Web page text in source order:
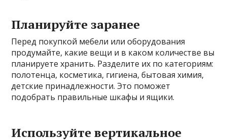
Планируйте заранее
Перед покупкой мебели или оборудования
продумайте, какие вещи и в каком количестве вы
планируете хранить. Разделите их по категориям:
полотенца, косметика, гигиена, бытовая химия,
детские принадлежности. Это поможет
подобрать правильные шкафы и ящики.
Используйте вертикальное